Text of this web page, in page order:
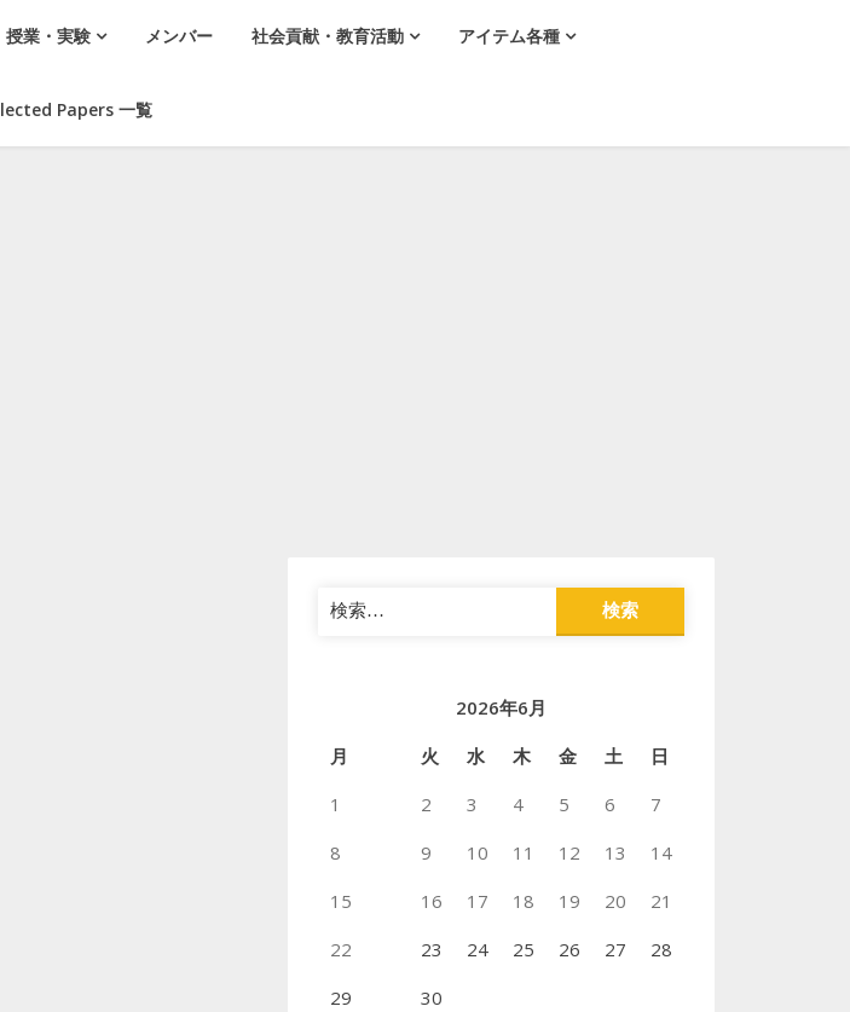
授業・実験 メンバー 社会貢献・教育活動 アイテム各種
Papers 一覧
検
索:
2026年6月
月
火 水 木 金 土
日
1
2 3 4 5 6
7
8
9 10 11 12 13
14
15
16 17 18 19 20
21
22
23 24 25 26 27
28
29
30